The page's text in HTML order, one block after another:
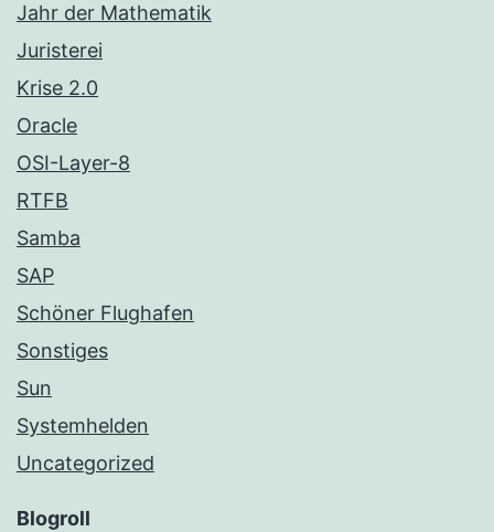
Jahr der Mathematik
Juristerei
Krise 2.0
Oracle
OSI-Layer-8
RTFB
Samba
SAP
Schöner Flughafen
Sonstiges
Sun
Systemhelden
Uncategorized
Blogroll